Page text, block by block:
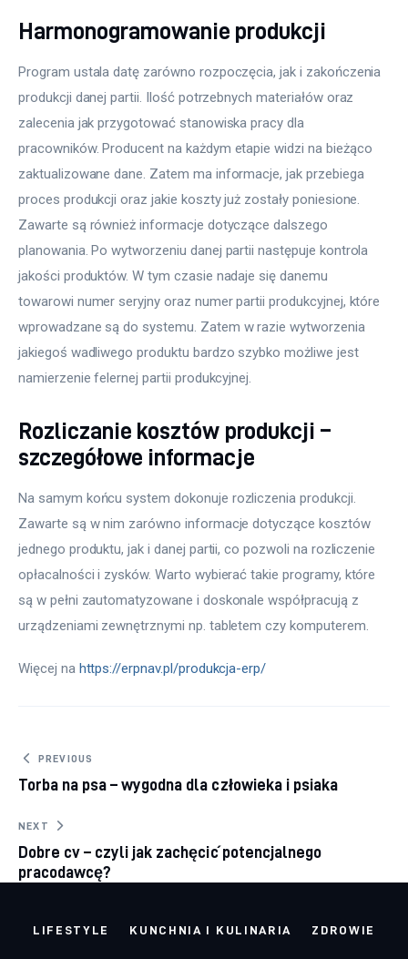
Harmonogramowanie produkcji
Program ustala datę zarówno rozpoczęcia, jak i zakończenia
produkcji danej partii. Ilość potrzebnych materiałów oraz
zalecenia jak przygotować stanowiska pracy dla
pracowników. Producent na każdym etapie widzi na bieżąco
zaktualizowane dane. Zatem ma informacje, jak przebiega
proces produkcji oraz jakie koszty już zostały poniesione.
Zawarte są również informacje dotyczące dalszego
planowania. Po wytworzeniu danej partii następuje kontrola
jakości produktów. W tym czasie nadaje się danemu
towarowi numer seryjny oraz numer partii produkcyjnej, które
wprowadzane są do systemu. Zatem w razie wytworzenia
jakiegoś wadliwego produktu bardzo szybko możliwe jest
namierzenie felernej partii produkcyjnej.
Rozliczanie kosztów produkcji –
szczegółowe informacje
Na samym końcu system dokonuje rozliczenia produkcji.
Zawarte są w nim zarówno informacje dotyczące kosztów
jednego produktu, jak i danej partii, co pozwoli na rozliczenie
opłacalności i zysków. Warto wybierać takie programy, które
są w pełni zautomatyzowane i doskonale współpracują z
urządzeniami zewnętrznymi np. tabletem czy komputerem.
Więcej na https://erpnav.pl/produkcja-erp/
Nawigacja wpisu
PREVIOUS
Torba na psa – wygodna dla człowieka i psiaka
NEXT
Dobre cv – czyli jak zachęcić potencjalnego
pracodawcę?
LIFESTYLE KUNCHNIA I KULINARIA ZDROWIE